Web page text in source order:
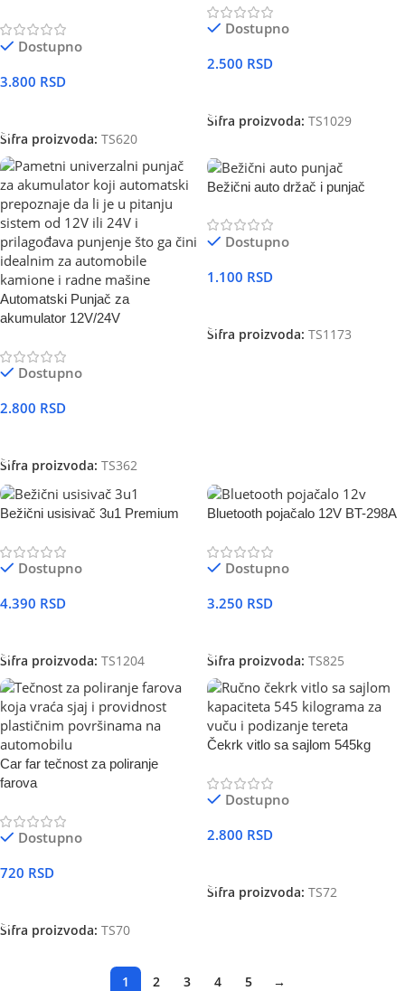
Dostupno
3.800 RSD
Šifra proizvoda: TS620
Dostupno
2.500 RSD
Šifra proizvoda: TS1029
Automatski Punjač za
akumulator 12V/24V
Dostupno
2.800 RSD
Šifra proizvoda: TS362
Bežični auto držač i punjač
Dostupno
1.100 RSD
Šifra proizvoda: TS1173
Bežični usisivač 3u1 Premium
Dostupno
4.390 RSD
Šifra proizvoda: TS1204
Bluetooth pojačalo 12V BT-298A
Dostupno
3.250 RSD
Šifra proizvoda: TS825
Car far tečnost za poliranje
farova
Dostupno
720 RSD
Šifra proizvoda: TS70
Čekrk vitlo sa sajlom 545kg
Dostupno
2.800 RSD
Šifra proizvoda: TS72
1 2 3 4 5 →